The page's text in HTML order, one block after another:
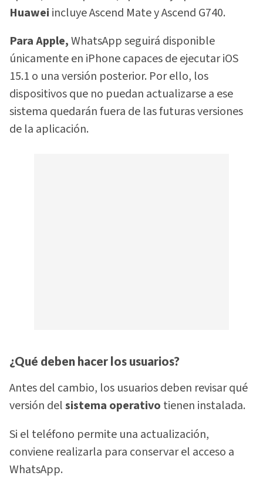
Huawei incluye Ascend Mate y Ascend G740.
Para Apple,WhatsApp seguirá disponible
únicamente en iPhone capaces de ejecutar iOS
15.1 o una versión posterior. Por ello, los
dispositivos que no puedan actualizarse a ese
sistema quedarán fuera de las futuras versiones
de la aplicación.
¿Qué deben hacer los usuarios?
Antes del cambio, los usuarios deben revisar qué
versión delsistema operativo tienen instalada.
Si el teléfono permite una actualización,
conviene realizarla para conservar el acceso a
WhatsApp.